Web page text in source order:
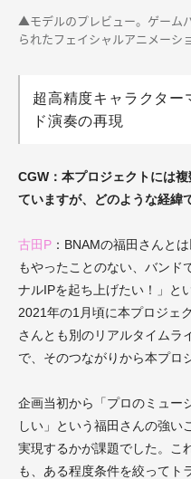
▲モデルのプレビュー。ゲーム
られたフェイシャルアニメーシ
超高精度キャラクター
ド演奏の再現
CGW：本プロジェクトには
ていますが、どのような経緯
古田P ：BNAMの福田さんと
もやったことのない、バンド
ナルIPを起ち上げたい！」と
2021年の1月頃に本プロジェ
さんとも別のリアルタイムラ
で、そのつながりから本プロ
企画当初から「プロのミュー
しい 」という福田さんの強い
実現するかが課題でした。こ
も、ある程度条件を絞ってト